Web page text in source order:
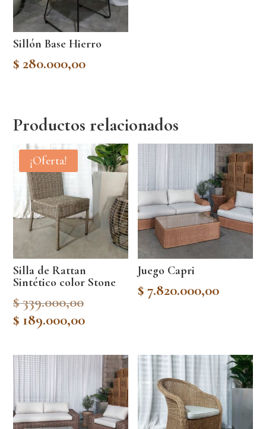
Sillón Base Hierro
$ 280.000,00
Productos relacionados
¡Oferta!
Silla de Rattan
Sintético color Stone
$339.000,00Original
price
$ 189.000,00Current
$ 189.000,00.
Juego Capri
$ 7.820.000,00